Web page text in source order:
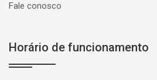
Fale conosco
Horário de funcionamento